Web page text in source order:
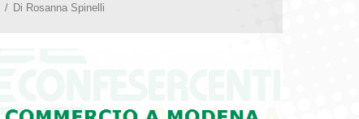
Di Rosanna Spinelli